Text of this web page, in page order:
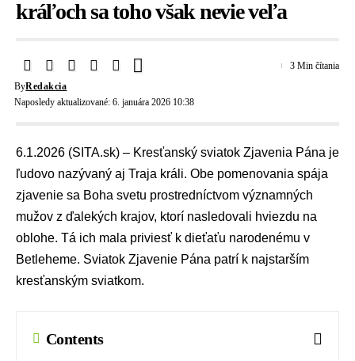
kráľoch sa toho však nevie veľa
Naposledy aktualizované: 6. januára 2026 10:38
ByRedakcia
3 Min čítania
6.1.2026 (SITA.sk) – Kresťanský sviatok Zjavenia Pána je
ľudovo nazývaný aj Traja králi. Obe pomenovania spája
zjavenie sa Boha svetu prostredníctvom významných
mužov z ďalekých krajov, ktorí nasledovali hviezdu na
oblohe. Tá ich mala priviesť k dieťaťu narodenému v
Betleheme. Sviatok Zjavenie Pána patrí k najstarším
kresťanským sviatkom.
Contents